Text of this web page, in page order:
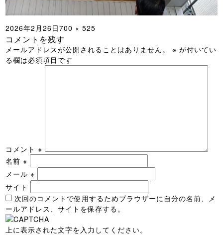
投
稿
日:
2026年2月26日フ
ル
サ
イ
700 × 525
コメントを残す
メールアドレスが公開されることはありません。 ※ が付いてい
る欄は必須項目です
コメント※
名前※
メール※
サイト
次回のコメントで使用するためブラウザーに自分の名前、メ
ールアドレス、サイトを保存する。
上に表示された文字を入力してください。